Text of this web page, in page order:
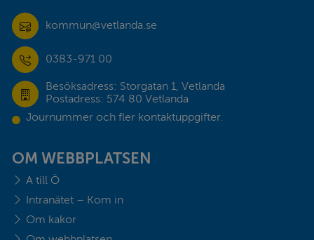
kommun@vetlanda.se
0383-971 00
Besöksadress: Storgatan 1, Vetlanda
Postadress: 574 80 Vetlanda
Journummer och fler kontaktuppgifter.
OM WEBBPLATSEN
A till Ö
Intranätet – Kom in
Om kakor